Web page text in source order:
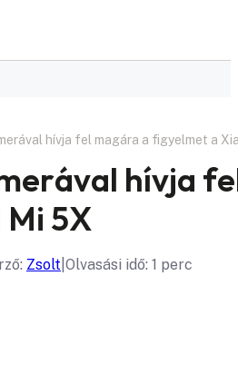
hívja fel magára a figyelmet a
hívja
5X
Zsolt Olvasási idő: 1 perc